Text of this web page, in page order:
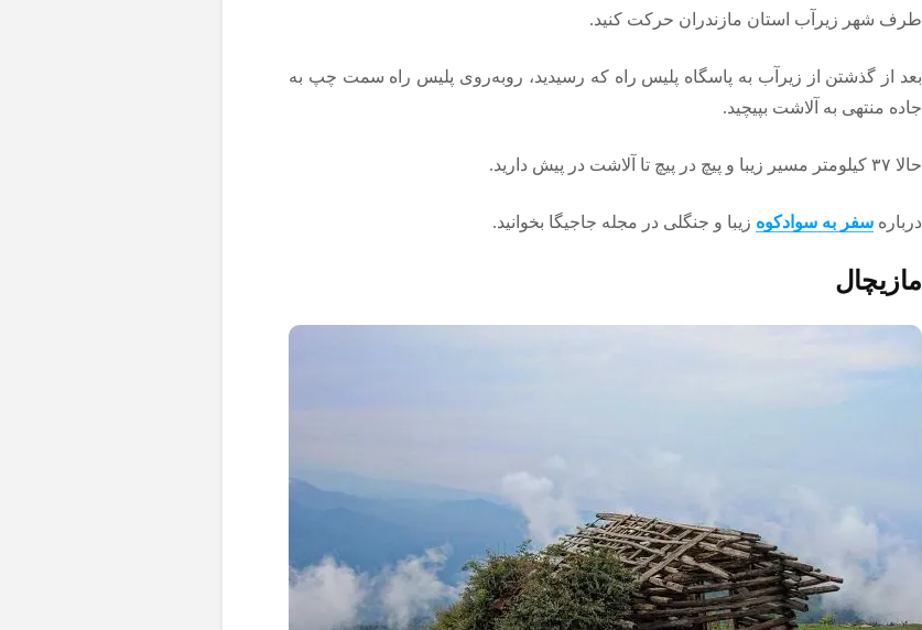
طرف شهر زیرآب استان مازندران حرکت کنید.
بعد از گذشتن از زیرآب به پاسگاه پلیس راه که رسیدید، روبه‌روی پلیس راه سمت چپ به
جاده منتهی به آلاشت بپیچید.
حالا ۳۷ کیلومتر مسیر زیبا و پیچ در پیچ تا آلاشت در پیش دارید.
درباره سفر به سوادکوه زیبا و جنگلی در مجله جاجیگا بخوانید.
مازیچال